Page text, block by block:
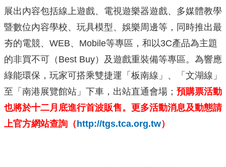
展出內容包括線上遊戲、電視遊樂器遊戲、多媒體教學
暨數位內容學校、玩具模型、娛樂周邊等，同時推出最
夯的電競、WEB、Mobile等專區，和以3C產品為主題
的非買不可（Best Buy）及遊戲重裝備等專區。為響應
綠能環保，玩家可搭乘雙捷運「板南線」、「文湖線」
至「南港展覽館站」下車，出站直通會場； 預購票活動
也將於十二月底進行首波販售。更多活動消息及動態請
上官方網站查詢（ http://tgs.tca.org.tw）